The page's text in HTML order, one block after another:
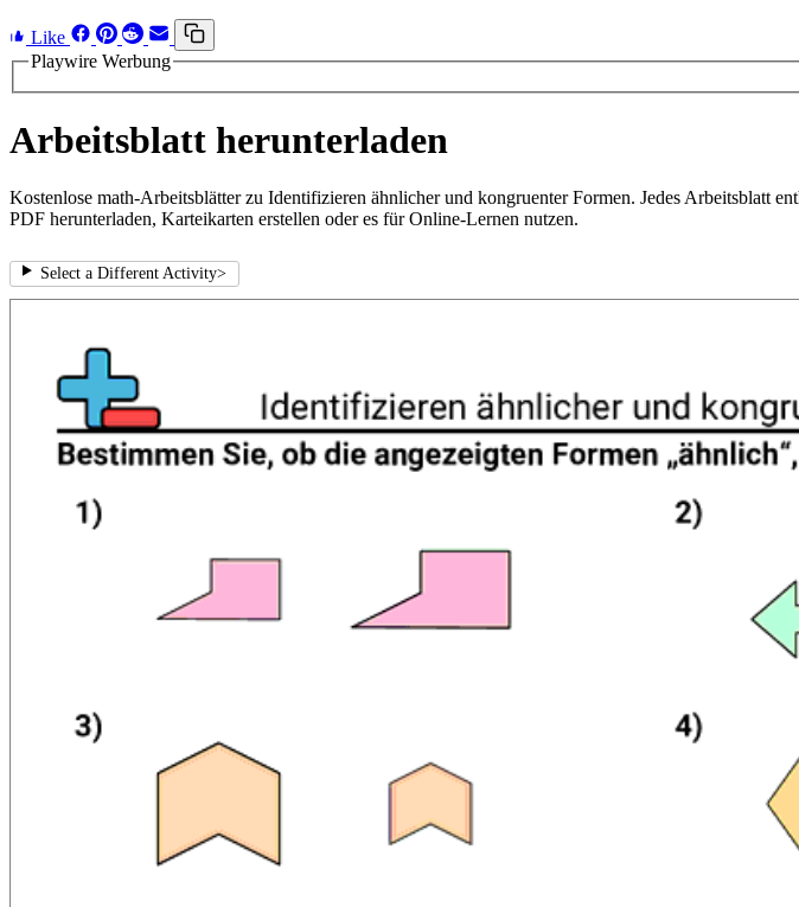
Like
Playwire Werbung
Arbeitsblatt herunterladen
Kostenlose math-Arbeitsblätter zu Identifizieren ähnlicher und kongruenter Formen. Jedes Arbeitsblatt
PDF herunterladen, Karteikarten erstellen oder es für Online-Lernen nutzen.
Select a Different Activity>